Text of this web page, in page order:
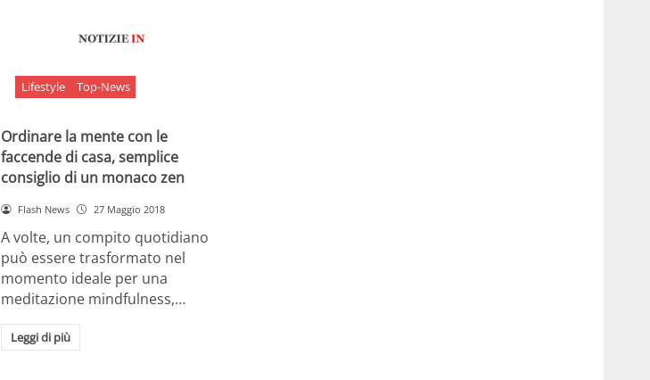
Lifestyle Top-News
Ordinare la mente con le
faccende di casa, semplice
consiglio di un monaco zen
Flash News 27 Maggio 2018
A volte, un compito quotidiano
può essere trasformato nel
momento ideale per una
meditazione mindfulness,…
Leggi di più